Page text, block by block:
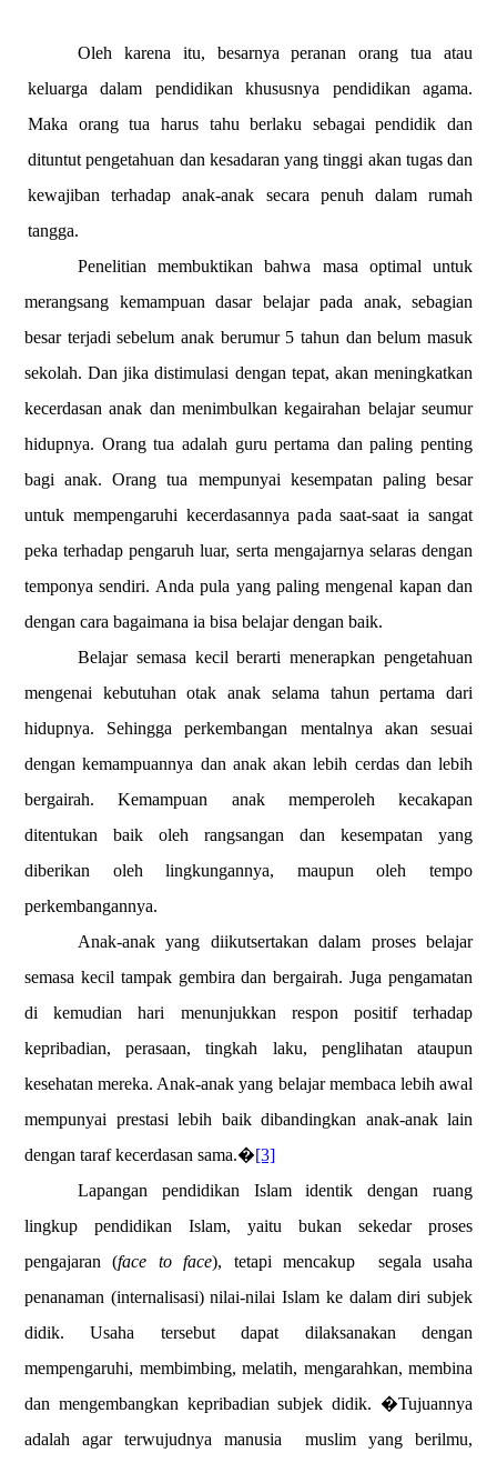
Oleh karena itu, besarnya peranan orang tua atau
keluarga dalam pendidikan khususnya pendidikan agama.
Maka orang tua harus tahu berlaku sebagai pendidik dan
dituntut pengetahuan dan kesadaran yang tinggi akan tugas dan
kewajiban terhadap anak-anak secara penuh dalam rumah
tangga.
Penelitian membuktikan bahwa masa optimal untuk
merangsang kemampuan dasar belajar pada anak, sebagian
besar terjadi sebelum anak berumur 5 tahun dan belum masuk
sekolah.Dan jika distimulasi dengan tepat, akan meningkatkan
kecerdasan anak dan menimbulkan kegairahan belajar seumur
hidupnya. Orang tua adalah guru pertama dan paling penting
bagi anak. Orang tua mempunyai kesempatan paling besar
untuk mempengaruhi kecerdasannya pada saat-saat ia sangat
peka terhadap pengaruh luar, serta mengajarnya selaras dengan
temponya sendiri. Anda pula yang paling mengenal kapan dan
dengan cara bagaimana ia bisa belajar dengan baik.
Belajar semasa kecil berarti menerapkan pengetahuan
mengenai kebutuhan otak anak selama tahun pertama dari
hidupnya. Sehingga perkembangan mentalnya akan sesuai
dengan kemampuannya dan anak akan lebih cerdas dan lebih
bergairah. Kemampuan anak memperoleh kecakapan
ditentukan baik oleh rangsangan dan kesempatan yang
diberikan oleh lingkungannya, maupun oleh tempo
perkembangannya.
Anak-anak yang diikutsertakan dalam proses belajar
semasa kecil tampak gembira dan bergairah. Juga pengamatan
di kemudian hari menunjukkan respon positif terhadap
kepribadian, perasaan, tingkah laku, penglihatan ataupun
kesehatan mereka. Anak-anak yang belajar membaca lebih awal
mempunyai prestasi lebih baik dibandingkan anak-anak lain
dengan taraf kecerdasan sama.�[3]
Lapangan pendidikan Islam identik dengan ruang
lingkup pendidikan Islam, yaitu bukan sekedar proses
pengajaran (face to face), tetapi mencakup
segala usaha
penanaman (internalisasi) nilai-nilai Islam ke dalam diri subjek
didik. Usaha tersebut dapat dilaksanakan dengan
mempengaruhi, membimbing, melatih, mengarahkan, membina
dan mengembangkan kepribadian subjek didik. �Tujuannya
adalah agar terwujudnya manusia
muslim yang berilmu,